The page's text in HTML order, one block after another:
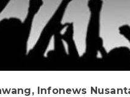
Infonews